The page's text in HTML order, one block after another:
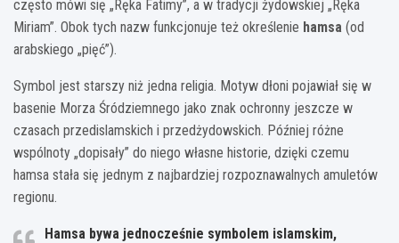
często mówi się „Ręka Fatimy”, a w tradycji żydowskiej „Ręka
Miriam”. Obok tych nazw funkcjonuje też określenie hamsa (od
arabskiego „pięć”).
Symbol jest starszy niż jedna religia. Motyw dłoni pojawiał się w
basenie Morza Śródziemnego jako znak ochronny jeszcze w
czasach przedislamskich i przedżydowskich. Później różne
wspólnoty „dopisały” do niego własne historie, dzięki czemu
hamsa stała się jednym z najbardziej rozpoznawalnych amuletów
regionu.
Hamsa bywa jednocześnie symbolem islamskim,